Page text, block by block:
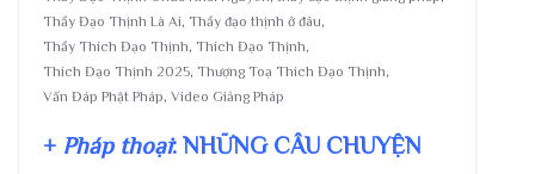
Thầy Đạo Thịnh Là Ai, Thầy đạo thịnh ở đâu,
Thầy Thích Đạo Thịnh, Thích Đạo Thịnh,
Thích Đạo Thịnh 2025, Thượng Toạ Thích Đạo Thịnh,
Vấn Đáp Phật Pháp, Video Giảng Pháp
+ Pháp thoại: NHỮNG CÂU CHUYỆN